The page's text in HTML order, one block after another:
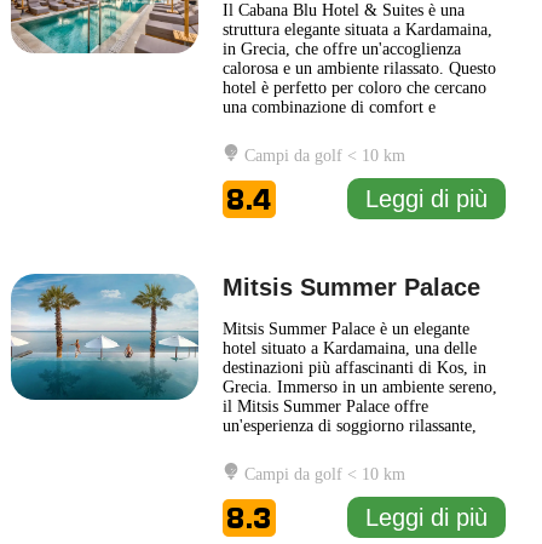
Il Cabana Blu Hotel & Suites è una
struttura elegante situata a Kardamaina,
in Grecia, che offre un'accoglienza
calorosa e un ambiente rilassato. Questo
hotel è perfetto per coloro che cercano
una combinazione di comfort e
Gli ospiti possono godere di camere
moderne e ben arredate, dotate di tutti i
principali comfort per garantire un
soggiorno piacevole. La... Leggi di più
Campi da golf < 10 km
8.4 Leggi di più
Mitsis Summer Palace
Mitsis Summer Palace è un elegante
hotel situato a Kardamaina, una delle
destinazioni più affascinanti di Kos, in
Grecia. Immerso in un ambiente sereno,
il Mitsis Summer Palace offre
un'esperienza di soggiorno rilassante,
stile moderno. Gli ospiti possono godere
di una varietà di servizi, tra cui una
splendida piscina all'aperto, ristoranti
che servono piatti della... Leggi di più
Campi da golf < 10 km
8.3 Leggi di più